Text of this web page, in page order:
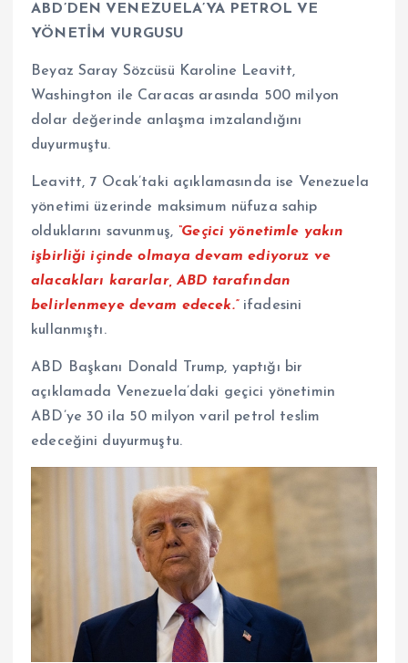
ABD’DEN VENEZUELA’YA PETROL VE
YÖNETİM VURGUSU
Beyaz Saray Sözcüsü Karoline Leavitt,
Washington ile Caracas arasında 500 milyon
dolar değerinde anlaşma imzalandığını
duyurmuştu.
Leavitt, 7 Ocak’taki açıklamasında ise Venezuela
yönetimi üzerinde maksimum nüfuza sahip
olduklarını savunmuş, “Geçici yönetimle yakın
işbirliği içinde olmaya devam ediyoruz ve
alacakları kararlar, ABD tarafından
belirlenmeye devam edecek.”ifadesini
kullanmıştı.
ABD Başkanı Donald Trump, yaptığı bir
açıklamada Venezuela’daki geçici yönetimin
ABD’ye 30 ila 50 milyon varil petrol teslim
edeceğini duyurmuştu.